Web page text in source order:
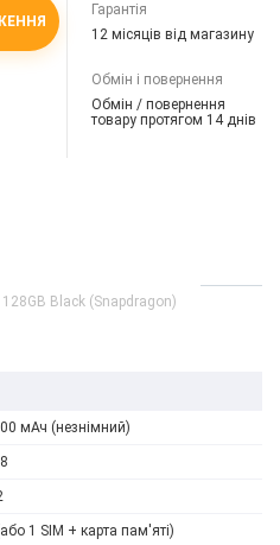
Гарантія
12 місяців від магазину
Обмін і повернення
Обмін / повернення
товару протягом 14 днів
Black (Snapdragon)
мАч (незнімний)
1 SIM + карта пам'яті)